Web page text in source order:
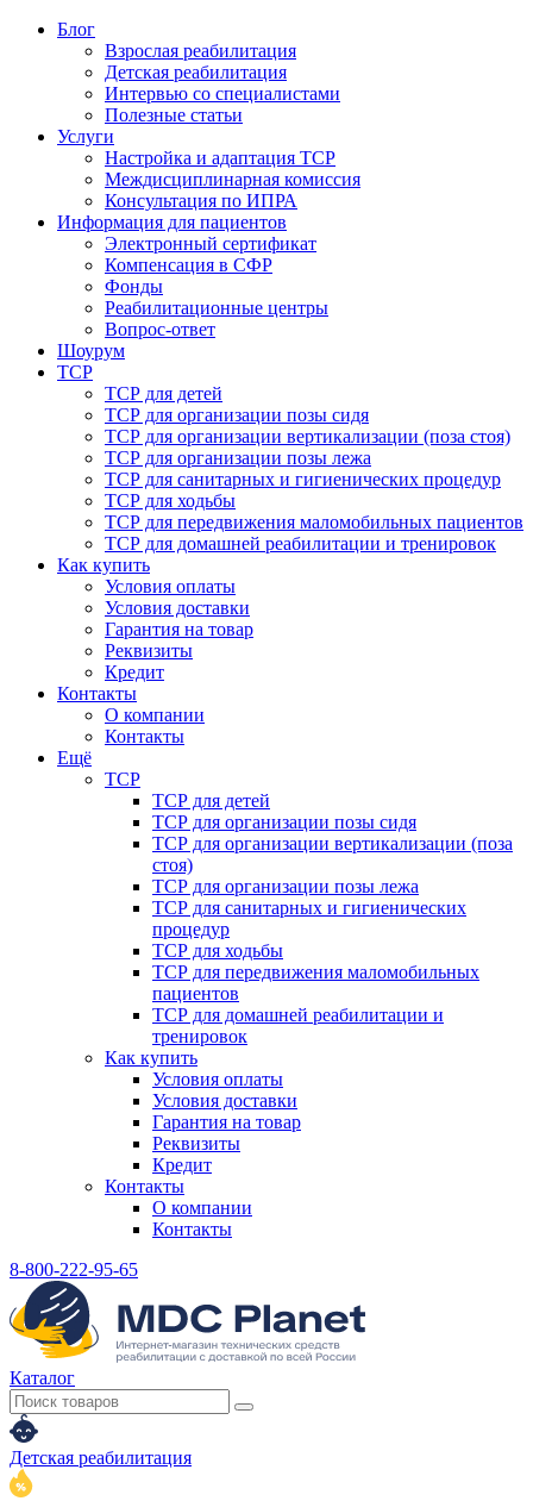
Блог
Взрослая реабилитация
Детская реабилитация
Интервью со специалистами
Полезные статьи
Услуги
Настройка и адаптация ТСР
Междисциплинарная комиссия
Консультация по ИПРА
Информация для пациентов
Электронный сертификат
Компенсация в СФР
Фонды
Реабилитационные центры
Вопрос-ответ
Шоурум
ТСР
ТСР для детей
ТСР для организации позы сидя
ТСР для организации вертикализации (поза стоя)
ТСР для организации позы лежа
ТСР для санитарных и гигиенических процедур
ТСР для ходьбы
ТСР для передвижения маломобильных пациентов
ТСР для домашней реабилитации и тренировок
Как купить
Условия оплаты
Условия доставки
Гарантия на товар
Реквизиты
Кредит
Контакты
О компании
Контакты
Ещё
ТСР
ТСР для детей
ТСР для организации позы сидя
ТСР для организации вертикализации (поза
стоя)
ТСР для организации позы лежа
ТСР для санитарных и гигиенических
процедур
ТСР для ходьбы
ТСР для передвижения маломобильных
пациентов
ТСР для домашней реабилитации и
тренировок
Как купить
Условия оплаты
Условия доставки
Гарантия на товар
Реквизиты
Кредит
Контакты
О компании
Контакты
8-800-222-95-65
Каталог
Детская реабилитация